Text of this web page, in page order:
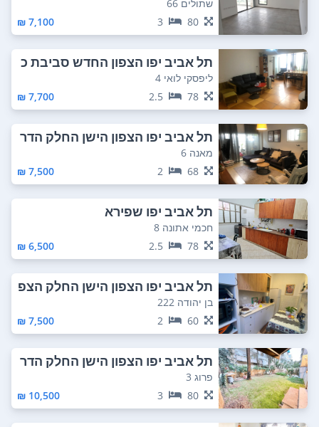
שתולים 66
80
3
7,100 ₪
תל אביב יפו הצפון החדש סביבת כ
כר המדינה
ליפסקי לואי 4
78
2.5
7,700 ₪
תל אביב יפו הצפון הישן החלק הדר
ום מזרחי
מאנה 6
68
2
7,500 ₪
תל אביב יפו שפירא
חכמי אתונה 8
78
2.5
6,500 ₪
תל אביב יפו הצפון הישן החלק הצפ
וני
בן יהודה 222
60
2
7,500 ₪
תל אביב יפו הצפון הישן החלק הדר
ום מערבי
פרוג 3
80
3
10,500 ₪